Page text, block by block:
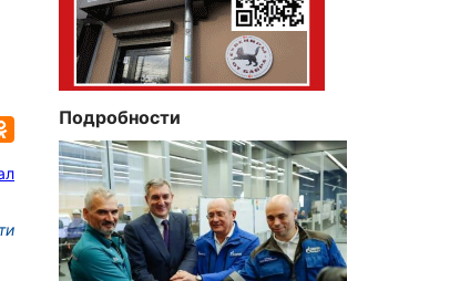
Подробности